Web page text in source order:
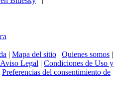
| Mapa del sitio | Quienes somos |
Aviso Legal | Condiciones de Uso y
Preferencias del consentimiento de